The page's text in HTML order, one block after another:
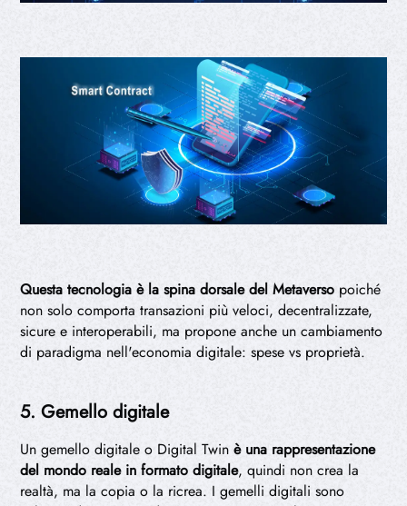
Questa tecnologia è la spina dorsale del Metaverso poiché
non solo comporta transazioni più veloci, decentralizzate,
sicure e interoperabili, ma propone anche un cambiamento
di paradigma nell'economia digitale: spese vs proprietà.
5. Gemello digitale
Un gemello digitale o Digital Twinè una rappresentazione
del mondo reale in formato digitale, quindi non crea la
realtà, ma la copia o la ricrea. I gemelli digitali sono